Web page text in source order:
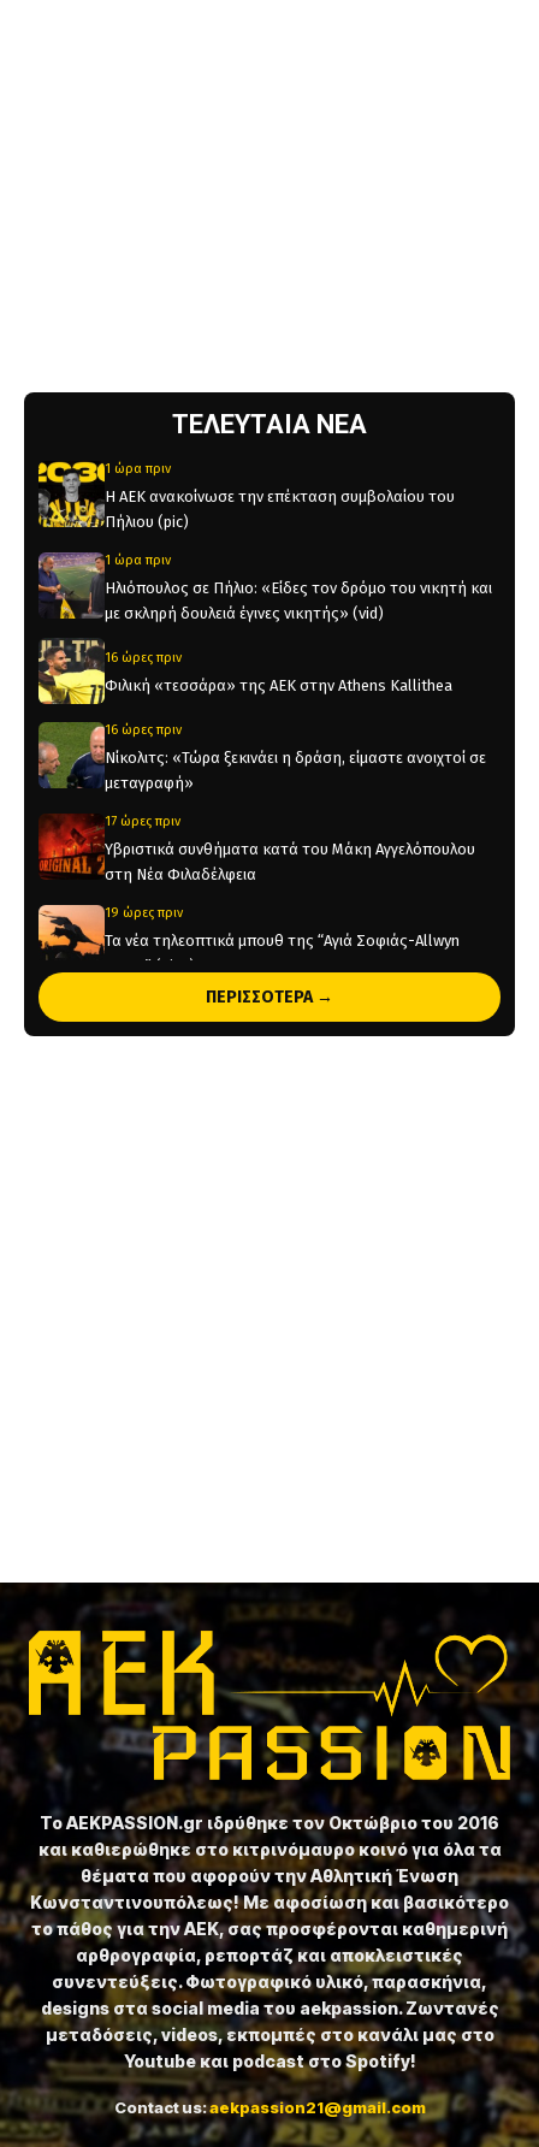
ΤΕΛΕΥΤΑΙΑ ΝΕΑ
1 ώρα πριν
Η ΑΕΚ ανακοίνωσε την επέκταση συμβολαίου του
Πήλιου (pic)
1 ώρα πριν
Ηλιόπουλος σε Πήλιο: «Είδες τον δρόμο του νικητή και
με σκληρή δουλειά έγινες νικητής» (vid)
16 ώρες πριν
Φιλική «τεσσάρα» της ΑΕΚ στην Athens Kallithea
16 ώρες πριν
Νίκολιτς: «Τώρα ξεκινάει η δράση, είμαστε ανοιχτοί σε
μεταγραφή»
17 ώρες πριν
Υβριστικά συνθήματα κατά του Μάκη Αγγελόπουλου
στη Νέα Φιλαδέλφεια
19 ώρες πριν
Τα νέα τηλεοπτικά μπουθ της “Αγιά Σοφιάς-Allwyn
Arena” (pics)
ΠΕΡΙΣΣΟΤΕΡΑ →
Το ⁦AEKPASSION.gr⁩ ιδρύθηκε τον Οκτώβριο του 2016
και καθιερώθηκε στο κιτρινόμαυρο κοινό για όλα τα
θέματα που αφορούν την Αθλητική Ένωση
Κωνσταντινουπόλεως! Με αφοσίωση και βασικότερο
το πάθος για την ΑΕΚ, σας προσφέρονται καθημερινή
αρθρογραφία, ρεπορτάζ και αποκλειστικές
συνεντεύξεις. Φωτογραφικό υλικό, παρασκήνια,
designs στα social media του aekpassion. Ζωντανές
μεταδόσεις, videos, εκπομπές στο κανάλι μας στο
Youtube και podcast στο Spotify!
Contact us:aekpassion21@gmail.com